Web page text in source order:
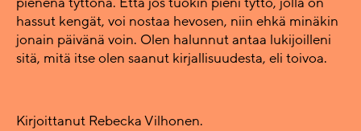
hassut kengät, voi nostaa hevosen, niin ehkä minäkin
jonain päivänä voin. Olen halunnut antaa lukijoilleni
sitä, mitä itse olen saanut kirjallisuudesta, eli toivoa.
Kirjoittanut Rebecka Vilhonen.